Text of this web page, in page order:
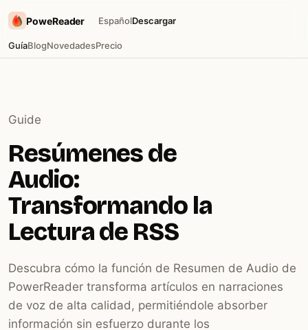
PoweReader
GuíaBlogNovedadesPrecio
EspañolDescargar
Guide
Resúmenes de
Audio:
Transformando la
Lectura de RSS
Descubra cómo la función de Resumen de Audio de
PowerReader transforma artículos en narraciones
de voz de alta calidad, permitiéndole absorber
información sin esfuerzo durante los